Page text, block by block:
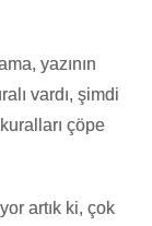
yazının
vardı, şimdi
çöpe
artık ki, çok